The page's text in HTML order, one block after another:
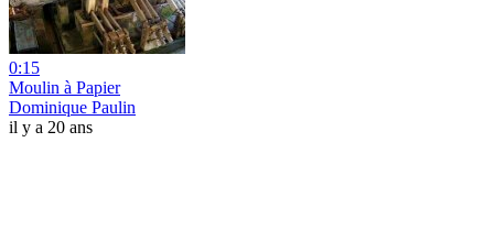
0:15
Moulin à Papier
Dominique Paulin
il y a 20 ans